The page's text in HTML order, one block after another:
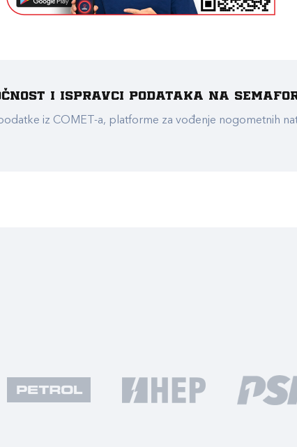
i ispravci podataka na
iz COMET-a, platforme za vođenje nogometnih